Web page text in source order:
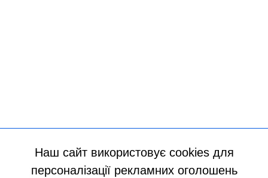
Наш сайт використовує cookies для
персоналізації рекламних оголошень